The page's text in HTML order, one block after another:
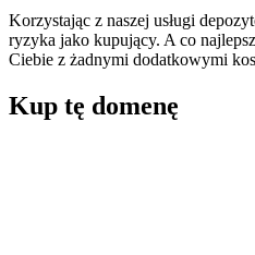
Korzystając z naszej usługi
ryzyka jako kupujący. A co
Ciebie z żadnymi dodatkowymi
Kup tę domenę